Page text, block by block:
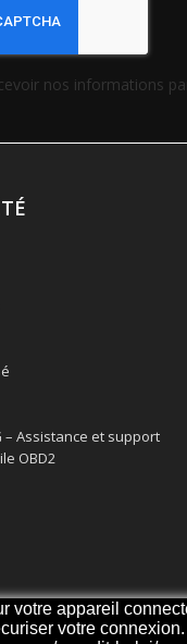
nos informations
– Assistance et support
OBD2
votre appareil
votre